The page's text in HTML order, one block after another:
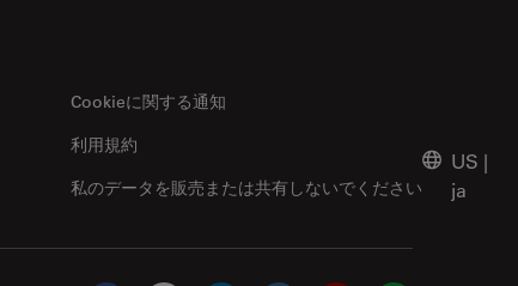
Cookieに関する通知
私のデータを販売または共有しないでください
利用規約
US |
ja